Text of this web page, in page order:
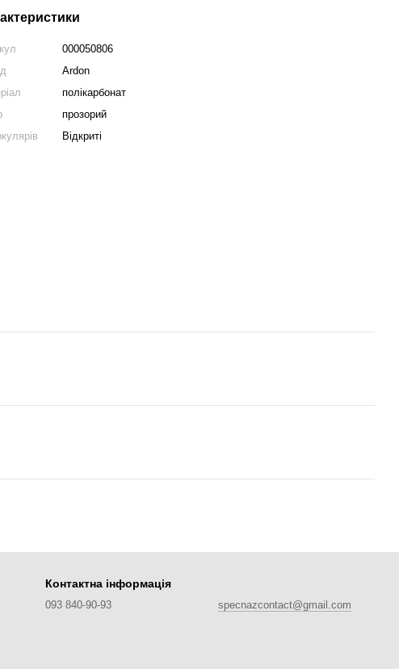
000050806
Ardon
полікарбонат
прозорий
Відкриті
Контактна інформація
093 840-90-93 specnazcontact@gmail.com